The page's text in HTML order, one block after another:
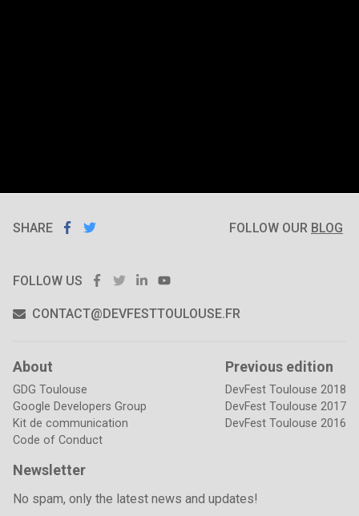
SHARE
SHARE ON
FACEBOOK
FOLLOW OUR BLOG
FOLLOW US FACEBOOK
TWITTERLINKEDIN
CONTACT@DEVFESTTOULOUSE.FR
About
GDG Toulouse
Google Developers Group
Kit de communication
Code of Conduct
Previous edition
DevFest Toulouse 2018
DevFest Toulouse 2017
DevFest Toulouse 2016
Newsletter
No spam, only the latest news and updates!